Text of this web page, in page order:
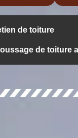
de toiture
de toiture